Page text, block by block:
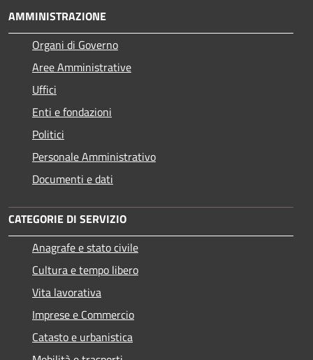
AMMINISTRAZIONE
Organi di Governo
Aree Amministrative
Uffici
Enti e fondazioni
Politici
Personale Amministrativo
Documenti e dati
CATEGORIE DI SERVIZIO
Anagrafe e stato civile
Cultura e tempo libero
Vita lavorativa
Imprese e Commercio
Catasto e urbanistica